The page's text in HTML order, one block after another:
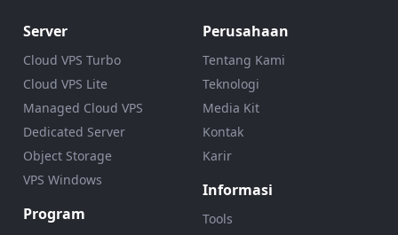
Server
Cloud VPS Turbo
Cloud VPS Lite
Managed Cloud VPS
Dedicated Server
Object Storage
VPS Windows
Program
Perusahaan
Tentang Kami
Teknologi
Media Kit
Kontak
Karir
Informasi
Tools